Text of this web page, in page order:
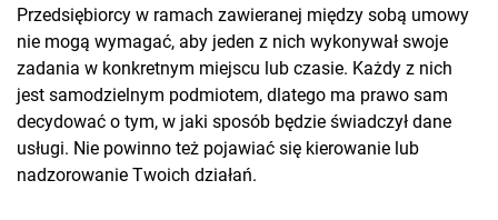
Przedsiębiorcy w ramach zawieranej między sobą umowy
nie mogą wymagać, aby jeden z nich wykonywał swoje
zadania w konkretnym miejscu lub czasie. Każdy z nich
jest samodzielnym podmiotem, dlatego ma prawo sam
decydować o tym, w jaki sposób będzie świadczył dane
usługi. Nie powinno też pojawiać się kierowanie lub
nadzorowanie Twoich działań.